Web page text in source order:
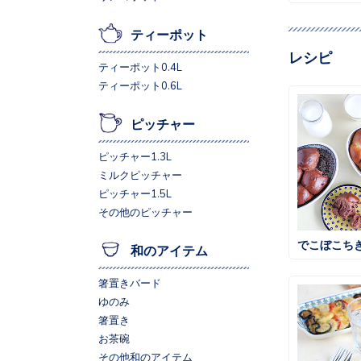
レシピ
でこぼこち
ティーポット
ティーポット0.4L
ティーポット0.6L
ピッチャー
ピッチャー1.3L
ミルクピッチャー
ピッチャー1.5L
その他のピッチャー
和のアイテム
箸置きバード
ゆのみ
箸置き
お茶碗
その他和のアイテム